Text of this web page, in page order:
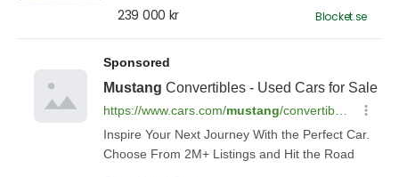
239 000 kr
Blocket.se